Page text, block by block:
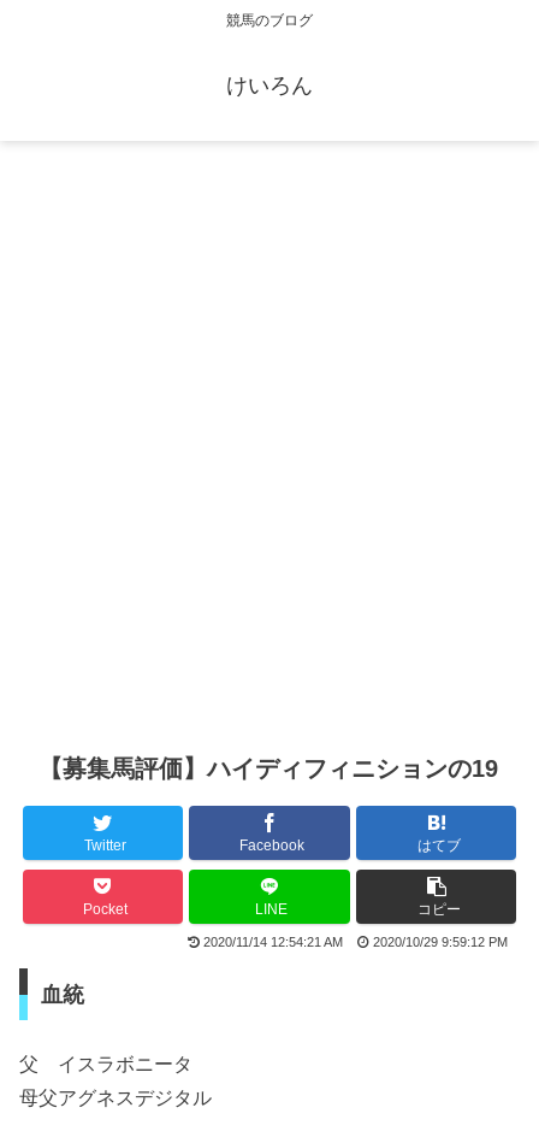
競馬のブログ
けいろん
【募集馬評価】ハイディフィニションの19
Twitter Facebook はてブ
Pocket LINE コピー
2020/11/14 12:54:21 AM 2020/10/29 9:59:12 PM
血統
父 イスラボニータ
母父アグネスデジタル